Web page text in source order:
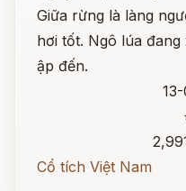
Giữa rừng là làng
hơi tốt. Ngô lúa
ập đến.
Cổ tích Việt Nam